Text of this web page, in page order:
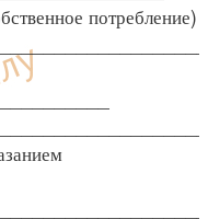
потребление)